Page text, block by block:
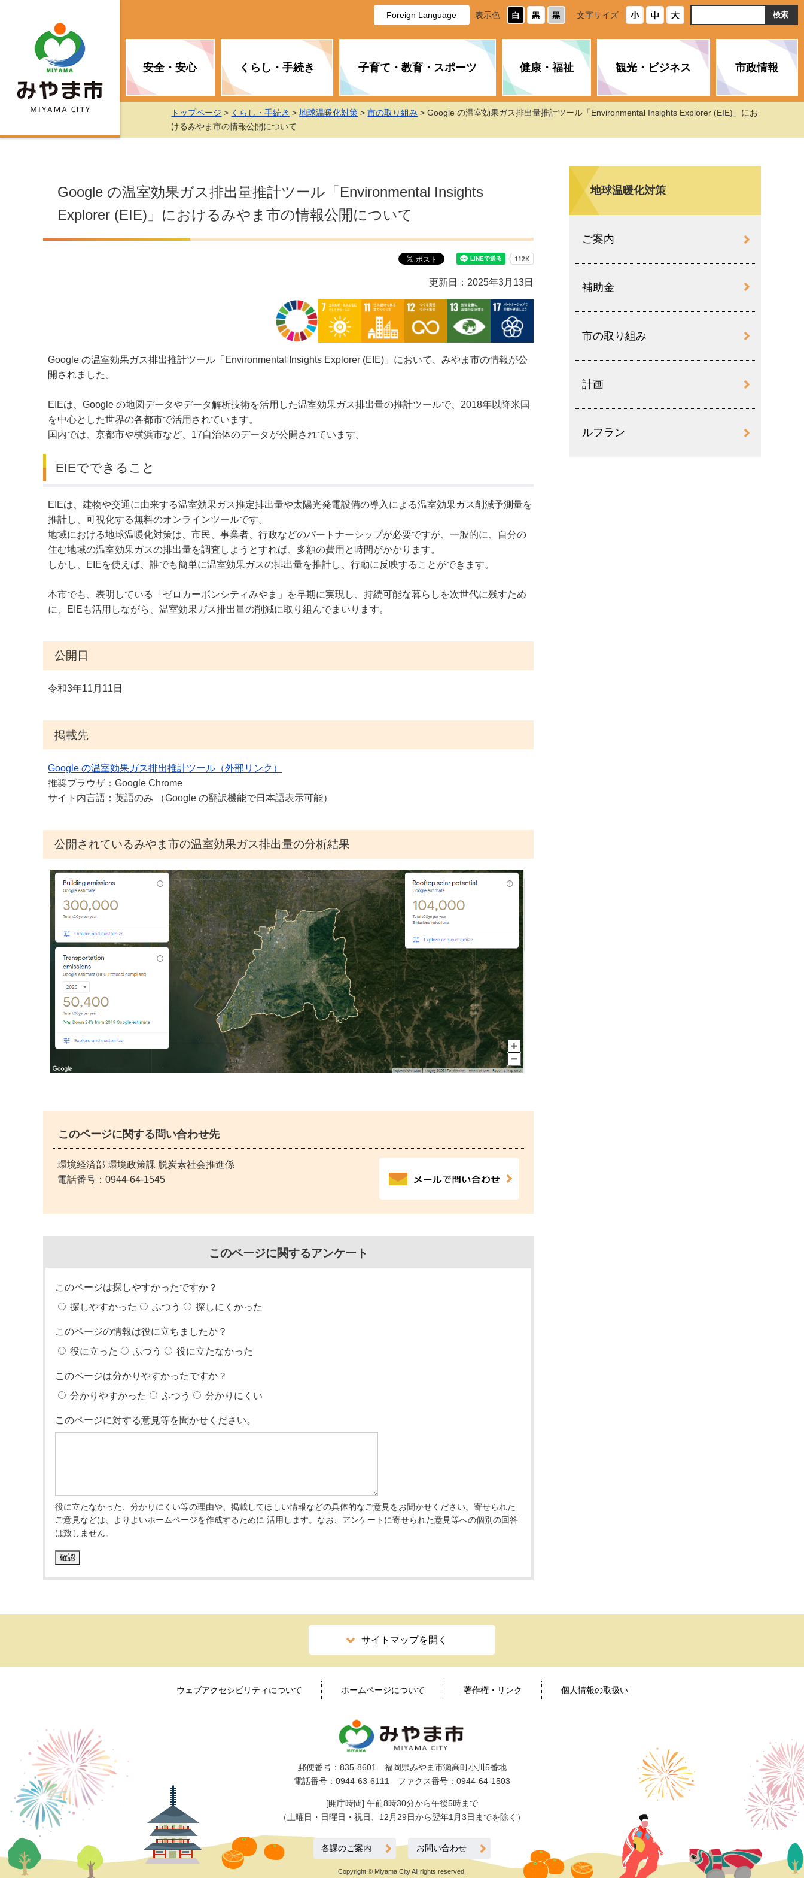
Foreign Language 表示色 文字サイズ
ト
索
安全・安心
お知らせ（安全・安心） 休日・夜間の急病 防災 生活安全情報
くらし・手続き
届け出・証明 税金 水道・下水道・浄化槽 ごみ・リサイクル
移住・定住支援 各種相談 市民活動・市政参加 ペット・動物・環境
労働・雇用 公共交通 デジタル地域通貨
子育て・教育・スポーツ
教育 生涯学習 スポーツ
健康・福祉
国民健康保険 計画 後期高齢者医療制度
健康づくり
新型コロナウイルス感染症に
観光・ビジネス
観光情報 企業誘致に関すること 商工業 農林水産業
地球温暖化対策
市政情報
市の政策 市長の部屋 市役所ご案内 みやま市の紹介
職員・人事 情報公開と個人情報保護制度
市へのご意見・パブリックコ
メント
企業版ふるさと納税
トップページ > くらし・手続き >地球温暖化対策 >市の取り組み > Google の温室効果ガス排出量推計ツール「Environmental Insights Explorer (EIE)」にお
けるみやま市の情報公開について
Google の温室効果ガス排出量推計ツール「Environmental Insights
Explorer (EIE)」におけるみやま市の情報公開について
更新日：2025年3月13日
Google の温室効果ガス排出推計ツール「Environmental Insights Explorer (EIE)」において、みやま市の情報が公
開されました。
EIEは、Google の地図データやデータ解析技術を活用した温室効果ガス排出量の推計ツールで、2018年以降米国
を中心とした世界の各都市で活用されています。
国内では、京都市や横浜市など、17自治体のデータが公開されています。
EIEでできること
EIEは、建物や交通に由来する温室効果ガス推定排出量や太陽光発電設備の導入による温室効果ガス削減予測量を
推計し、可視化する無料のオンラインツールです。
地域における地球温暖化対策は、市民、事業者、行政などのパートナーシップが必要ですが、一般的に、自分の
住む地域の温室効果ガスの排出量を調査しようとすれば、多額の費用と時間がかかります。
しかし、EIEを使えば、誰でも簡単に温室効果ガスの排出量を推計し、行動に反映することができます。
本市でも、表明している「ゼロカーボンシティみやま」を早期に実現し、持続可能な暮らしを次世代に残すため
に、EIEも活用しながら、温室効果ガス排出量の削減に取り組んでまいります。
公開日
令和3年11月11日
掲載先
Google の温室効果ガス排出推計ツール（外部リンク）
推奨ブラウザ：Google Chrome
サイト内言語：英語のみ （Google の翻訳機能で日本語表示可能）
公開されているみやま市の温室効果ガス排出量の分析結果
このページに関する問い合わせ先
環境経済部 環境政策課 脱炭素社会推進係
電話番号： 0944-64-1545
このページに関するアンケート
このページは探しやすかったですか？
探しやすかった
ふつう 探しにくかった
このページの情報は役に立ちましたか？
役に立った
ふつう 役に立たなかった
このページは分かりやすかったですか？
分かりやすかった
ふつう 分かりにくい
このページに対する意見等を聞かせください。
役に立たなかった、分かりにくい等の理由や、掲載してほしい情報などの具体的なご意見をお聞かせください。寄せられた
ご意見などは、よりよいホームページを作成するために 活用します。なお、アンケートに寄せられた意見等への個別の回答
は致しません。
地球温暖化対策
ご案内
補助金
市の取り組み
計画
ルフラン
サイトマップを開く
ウェブアクセシビリティについて ホームページについて 著作権・リンク 個人情報の取扱い
郵便番号：835-8601 福岡県みやま市瀬高町小川5番地
電話番号：0944-63-6111 ファクス番号：0944-64-1503
[開庁時間] 午前8時30分から午後5時まで
（土曜日・日曜日・祝日、12月29日から翌年1月3日までを除く）
各課のご案内 お問い合わせ
Copyright © Miyama City All rights reserved.